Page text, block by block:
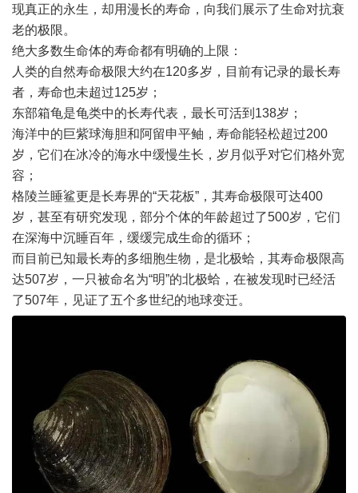
现真正的永生，却用漫长的寿命，向我们展示了生命对抗衰
老的极限。
绝大多数生命体的寿命都有明确的上限：
人类的自然寿命极限大约在120多岁，目前有记录的最长寿
者，寿命也未超过125岁；
东部箱龟是龟类中的长寿代表，最长可活到138岁；
海洋中的巨紫球海胆和阿留申平鲉，寿命能轻松超过200
岁，它们在冰冷的海水中缓慢生长，岁月似乎对它们格外宽
容；
格陵兰睡鲨更是长寿界的“天花板”，其寿命极限可达400
岁，甚至有研究发现，部分个体的年龄超过了500岁，它们
在深海中沉睡百年，缓缓完成生命的循环；
而目前已知最长寿的多细胞生物，是北极蛤，其寿命极限高
达507岁，一只被命名为“明”的北极蛤，在被发现时已经活
了507年，见证了五个多世纪的地球变迁。